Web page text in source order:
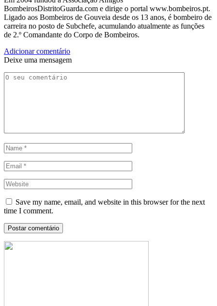
BombeirosDistritoGuarda.com e dirige o portal www.bombeiros.pt.
Ligado aos Bombeiros de Gouveia desde os 13 anos, é bombeiro de
carreira no posto de Subchefe, acumulando atualmente as funções
de 2.º Comandante do Corpo de Bombeiros.
Adicionar comentário
Deixe uma mensagem
Save my name, email, and website in this browser for the next
time I comment.